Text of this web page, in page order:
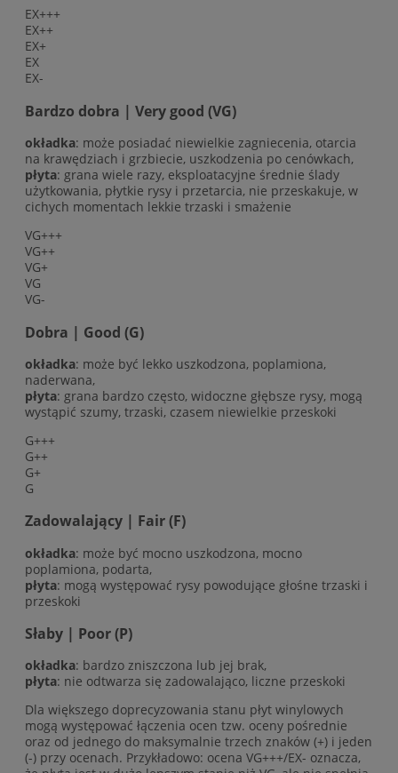
EX+++
EX++
EX+
EX
EX-
Bardzo dobra | Very good (VG)
okładka: może posiadać niewielkie zagniecenia, otarcia
na krawędziach i grzbiecie, uszkodzenia po cenówkach,
płyta: grana wiele razy, eksploatacyjne średnie ślady
użytkowania, płytkie rysy i przetarcia, nie przeskakuje, w
cichych momentach lekkie trzaski i smażenie
VG+++
VG++
VG+
VG
VG-
Dobra | Good (G)
okładka: może być lekko uszkodzona, poplamiona,
naderwana,
płyta: grana bardzo często, widoczne głębsze rysy, mogą
wystąpić szumy, trzaski, czasem niewielkie przeskoki
G+++
G++
G+
G
Zadowalający | Fair (F)
okładka: może być mocno uszkodzona, mocno
poplamiona, podarta,
płyta: mogą występować rysy powodujące głośne trzaski i
przeskoki
Słaby | Poor (P)
okładka: bardzo zniszczona lub jej brak,
płyta: nie odtwarza się zadowalająco, liczne przeskoki
Dla większego doprecyzowania stanu płyt winylowych
mogą występować łączenia ocen tzw. oceny pośrednie
oraz od jednego do maksymalnie trzech znaków (+) i jeden
(-) przy ocenach. Przykładowo: ocena VG+++/EX- oznacza,